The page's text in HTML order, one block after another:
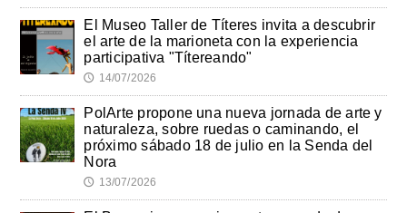
El Museo Taller de Títeres invita a descubrir
el arte de la marioneta con la experiencia
participativa "Títereando"
🕔 14/07/2026
PolArte propone una nueva jornada de arte y
naturaleza, sobre ruedas o caminando, el
próximo sábado 18 de julio en la Senda del
Nora
🕔 13/07/2026